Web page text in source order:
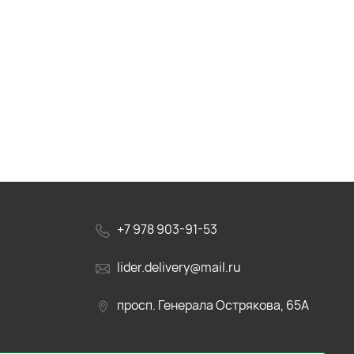
+7 978 903-91-53
lider.delivery@mail.ru
просп. Генерала Острякова, 65А